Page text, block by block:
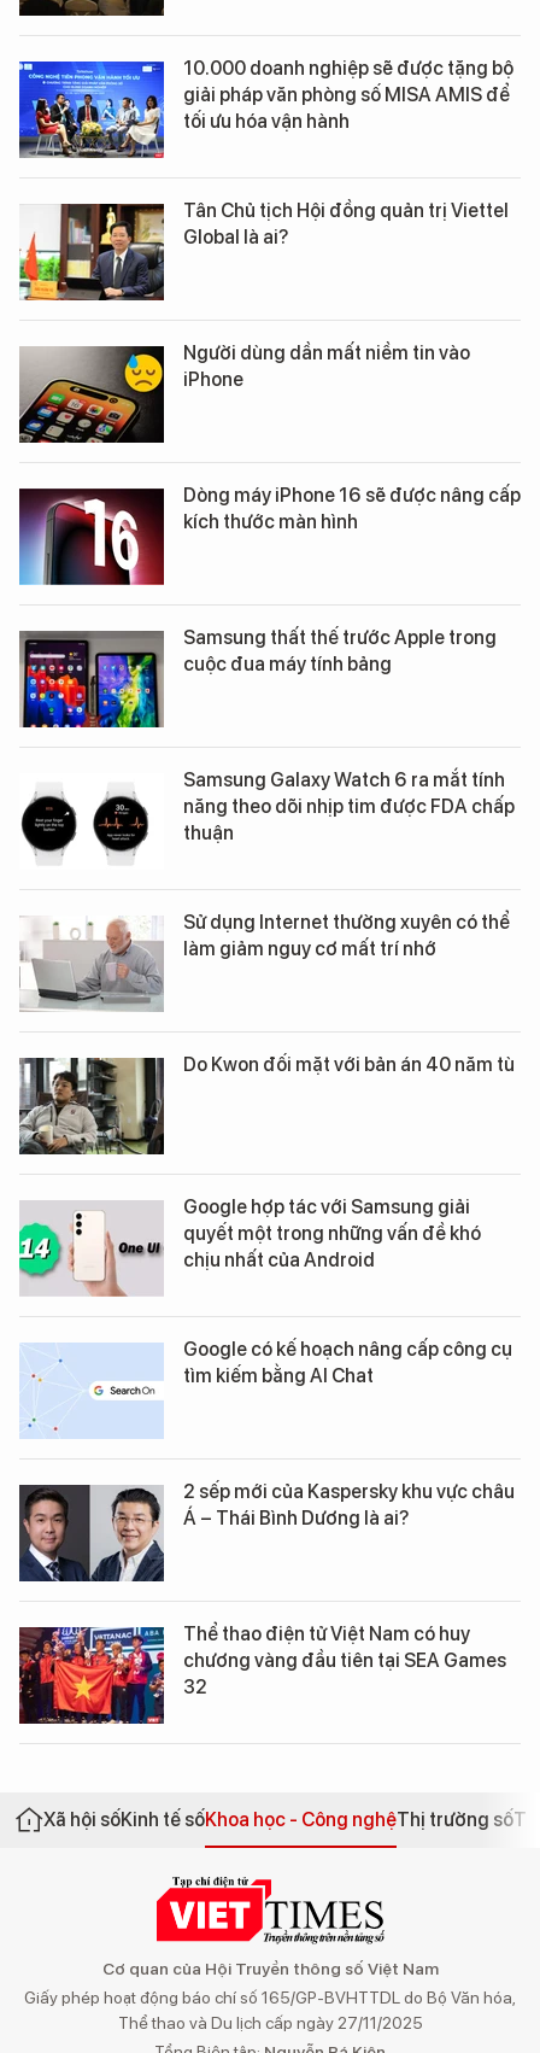
10.000 doanh nghiệp sẽ được tặng bộ
giải pháp văn phòng số MISA AMIS để
tối ưu hóa vận hành
Tân Chủ tịch Hội đồng quản trị Viettel
Global là ai?
Người dùng dần mất niềm tin vào
iPhone
Dòng máy iPhone 16 sẽ được nâng cấp
kích thước màn hình
Samsung thất thế trước Apple trong
cuộc đua máy tính bảng
Samsung Galaxy Watch 6 ra mắt tính
năng theo dõi nhịp tim được FDA chấp
thuận
Sử dụng Internet thường xuyên có thể
làm giảm nguy cơ mất trí nhớ
Do Kwon đối mặt với bản án 40 năm tù
Google hợp tác với Samsung giải
quyết một trong những vấn đề khó
chịu nhất của Android
Google có kế hoạch nâng cấp công cụ
tìm kiếm bằng AI Chat
2 sếp mới của Kaspersky khu vực châu
Á – Thái Bình Dương là ai?
Thể thao điện tử Việt Nam có huy
chương vàng đầu tiên tại SEA Games
32
Xã hội sốKinh tế sốKhoa học - Công nghệThị trường số
Cơ quan của Hội Truyền thông số Việt Nam
Giấy phép hoạt động báo chí số 165/GP-BVHTTDL do Bộ Văn hóa,
Thể thao và Du lịch cấp ngày 27/11/2025